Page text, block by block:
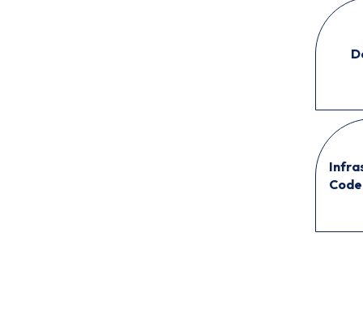
Code